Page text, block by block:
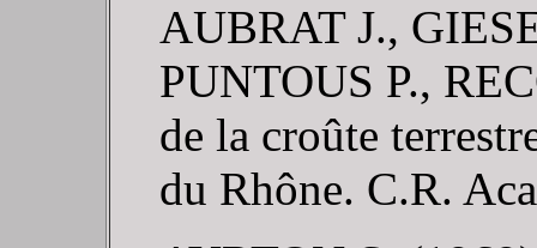
AUBRAT J.,
PUNTOUS P.,
de la croûte
du Rhône. C.R.